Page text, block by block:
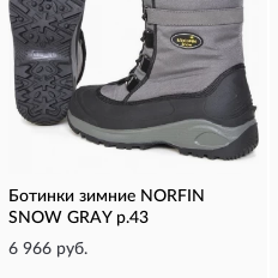
Ботинки зимние NORFIN
SNOW GRAY р.43
6 966 руб.